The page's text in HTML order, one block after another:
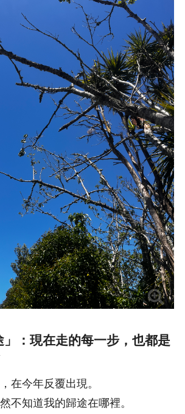
」：現在走的每一步，也都是
在今年反覆出現。
不知道我的歸途在哪裡。